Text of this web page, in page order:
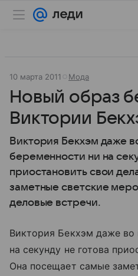
10 марта 2011 Мода
Новый образ
Виктории
Виктория Бекхэм даже
беременности ни на
приостановить свои
заметные светские
деловые встречи.
Виктория Бекхэм даже во
на секунду не готова
Она посещает самые